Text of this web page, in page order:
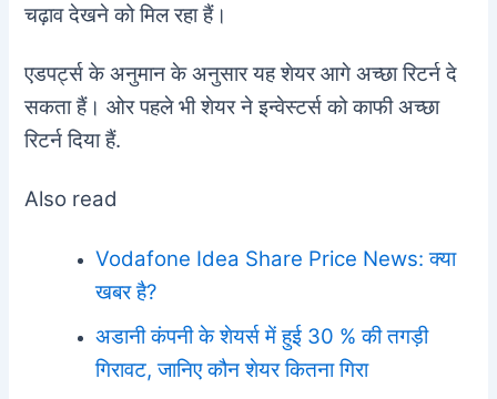
चढ़ाव देखने को मिल रहा हैं।
एडपर्ट्स के अनुमान के अनुसार यह शेयर आगे अच्छा रिटर्न दे
सकता हैं। ओर पहले भी शेयर ने इन्वेस्टर्स को काफी अच्छा
रिटर्न दिया हैं.
Also read
Vodafone Idea Share Price News: क्या
खबर है?
अडानी कंपनी के शेयर्स में हुई 30 % की तगड़ी
गिरावट, जानिए कौन शेयर कितना गिरा